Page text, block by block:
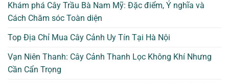
Khám phá Cây Trầu Bà Nam Mỹ: Đặc điểm, Ý nghĩa và
Cách Chăm sóc Toàn diện
Top Địa Chỉ Mua Cây Cảnh Uy Tín Tại Hà Nội
Vạn Niên Thanh: Cây Cảnh Thanh Lọc Không Khí Nhưng
Cần Cẩn Trọng